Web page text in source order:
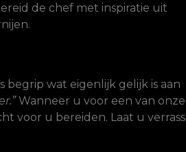
de chef met inspiratie uit
begrip wat eigenlijk gelijk is aan
Wanneer u voor een van onze
voor u bereiden. Laat u